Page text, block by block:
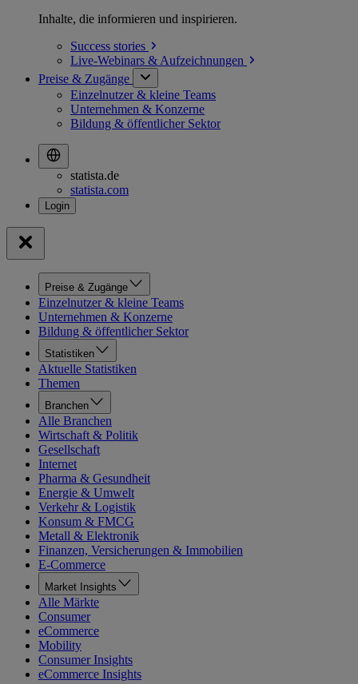
Inhalte, die informieren und inspirieren.
Success stories
Live-Webinars & Aufzeichnungen
Preise & Zugänge
Einzelnutzer & kleine Teams
Unternehmen & Konzerne
Bildung & öffentlicher Sektor
statista.de
statista.com
Preise & Zugänge
Einzelnutzer & kleine Teams
Unternehmen & Konzerne
Bildung & öffentlicher Sektor
Statistiken
Aktuelle Statistiken
Themen
Branchen
Alle Branchen
Wirtschaft & Politik
Gesellschaft
Internet
Pharma & Gesundheit
Energie & Umwelt
Verkehr & Logistik
Konsum & FMCG
Metall & Elektronik
Finanzen, Versicherungen & Immobilien
E-Commerce
Market Insights
Alle Märkte
Consumer
eCommerce
Mobility
Consumer Insights
eCommerce Insights